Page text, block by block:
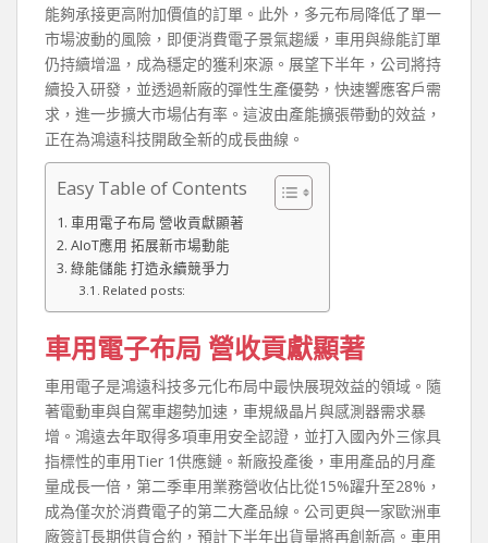
能夠承接更高附加價值的訂單。此外，多元布局降低了單一
市場波動的風險，即便消費電子景氣趨緩，車用與綠能訂單
仍持續增溫，成為穩定的獲利來源。展望下半年，公司將持
續投入研發，並透過新廠的彈性生產優勢，快速響應客戶需
求，進一步擴大市場佔有率。這波由產能擴張帶動的效益，
正在為鴻遠科技開啟全新的成長曲線。
Easy Table of Contents
車用電子布局 營收貢獻顯著
AIoT應用 拓展新市場動能
綠能儲能 打造永續競爭力
Related posts:
車用電子布局 營收貢獻顯著
車用電子是鴻遠科技多元化布局中最快展現效益的領域。隨
著電動車與自駕車趨勢加速，車規級晶片與感測器需求暴
增。鴻遠去年取得多項車用安全認證，並打入國內外三傢具
指標性的車用Tier 1供應鏈。新廠投產後，車用產品的月產
量成長一倍，第二季車用業務營收佔比從15%躍升至28%，
成為僅次於消費電子的第二大產品線。公司更與一家歐洲車
廠簽訂長期供貨合約，預計下半年出貨量將再創新高。車用